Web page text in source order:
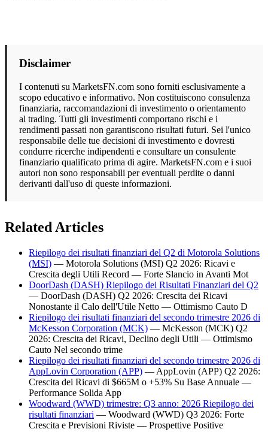
Disclaimer
I contenuti su MarketsFN.com sono forniti esclusivamente a
scopo educativo e informativo. Non costituiscono consulenza
finanziaria, raccomandazioni di investimento o orientamento
al trading. Tutti gli investimenti comportano rischi e i
rendimenti passati non garantiscono risultati futuri. Sei l'unico
responsabile delle tue decisioni di investimento e dovresti
condurre ricerche indipendenti e consultare un consulente
finanziario qualificato prima di agire. MarketsFN.com e i suoi
autori non sono responsabili per eventuali perdite o danni
derivanti dall'uso di queste informazioni.
Related Articles
Riepilogo dei risultati finanziari del Q2 di Motorola Solutions
(MSI) — Motorola Solutions (MSI) Q2 2026: Ricavi e
Crescita degli Utili Record — Forte Slancio in Avanti Mot
DoorDash (DASH) Riepilogo dei Risultati Finanziari del Q2
— DoorDash (DASH) Q2 2026: Crescita dei Ricavi
Nonostante il Calo dell'Utile Netto — Ottimismo Cauto D
Riepilogo dei risultati finanziari del secondo trimestre 2026 di
McKesson Corporation (MCK) — McKesson (MCK) Q2
2026: Crescita dei Ricavi, Declino degli Utili — Ottimismo
Cauto Nel secondo trime
Riepilogo dei risultati finanziari del secondo trimestre 2026 di
AppLovin Corporation (APP) — AppLovin (APP) Q2 2026:
Crescita dei Ricavi di $665M o +53% Su Base Annuale —
Performance Solida App
Woodward (WWD) trimestre: Q3 anno: 2026 Riepilogo dei
risultati finanziari — Woodward (WWD) Q3 2026: Forte
Crescita e Previsioni Riviste — Prospettive Positive